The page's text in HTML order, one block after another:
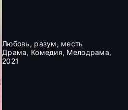
Любовь, разум, месть
Драма, Комедия, Мелодрама,
2021